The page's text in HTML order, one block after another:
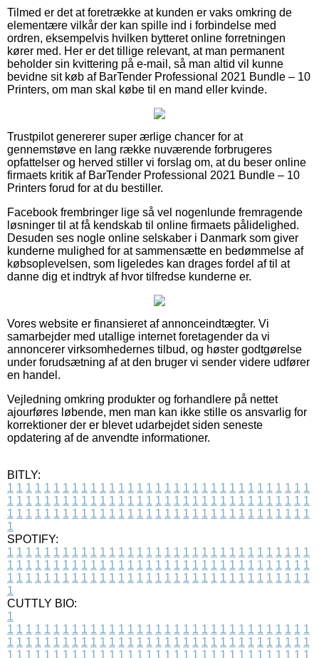
Tilmed er det at foretrække at kunden er vaks omkring de
elementære vilkår der kan spille ind i forbindelse med
ordren, eksempelvis hvilken bytteret online forretningen
kører med. Her er det tillige relevant, at man permanent
beholder sin kvittering på e-mail, så man altid vil kunne
bevidne sit køb af BarTender Professional 2021 Bundle – 10
Printers, om man skal købe til en mand eller kvinde.
Trustpilot genererer super ærlige chancer for at
gennemstøve en lang række nuværende forbrugeres
opfattelser og herved stiller vi forslag om, at du beser online
firmaets kritik af BarTender Professional 2021 Bundle – 10
Printers forud for at du bestiller.
Facebook frembringer lige så vel nogenlunde fremragende
løsninger til at få kendskab til online firmaets pålidelighed.
Desuden ses nogle online selskaber i Danmark som giver
kunderne mulighed for at sammensætte en bedømmelse af
købsoplevelsen, som ligeledes kan drages fordel af til at
danne dig et indtryk af hvor tilfredse kunderne er.
Vores website er finansieret af annonceindtægter. Vi
samarbejder med utallige internet foretagender da vi
annoncerer virksomhedernes tilbud, og høster godtgørelse
under forudsætning af at den bruger vi sender videre udfører
en handel.
Vejledning omkring produkter og forhandlere på nettet
ajourføres løbende, men man kan ikke stille os ansvarlig for
korrektioner der er blevet udarbejdet siden seneste
opdatering af de anvendte informationer.
BITLY:
1 1 1 1 1 1 1 1 1 1 1 1 1 1 1 1 1 1 1 1 1 1 1 1 1 1 1 1 1 1 1 1 1
1 1 1 1 1 1 1 1 1 1 1 1 1 1 1 1 1 1 1 1 1 1 1 1 1 1 1 1 1 1 1 1 1
1 1 1 1 1 1 1 1 1 1 1 1 1 1 1 1 1 1 1 1 1 1 1 1 1 1 1 1 1 1 1 1 1
1
SPOTIFY:
1 1 1 1 1 1 1 1 1 1 1 1 1 1 1 1 1 1 1 1 1 1 1 1 1 1 1 1 1 1 1 1 1
1 1 1 1 1 1 1 1 1 1 1 1 1 1 1 1 1 1 1 1 1 1 1 1 1 1 1 1 1 1 1 1 1
1 1 1 1 1 1 1 1 1 1 1 1 1 1 1 1 1 1 1 1 1 1 1 1 1 1 1 1 1 1 1 1 1
1
CUTTLY BIO:
1
1 1 1 1 1 1 1 1 1 1 1 1 1 1 1 1 1 1 1 1 1 1 1 1 1 1 1 1 1 1 1 1 1
1 1 1 1 1 1 1 1 1 1 1 1 1 1 1 1 1 1 1 1 1 1 1 1 1 1 1 1 1 1 1 1 1
1 1 1 1 1 1 1 1 1 1 1 1 1 1 1 1 1 1 1 1 1 1 1 1 1 1 1 1 1 1 1 1 1